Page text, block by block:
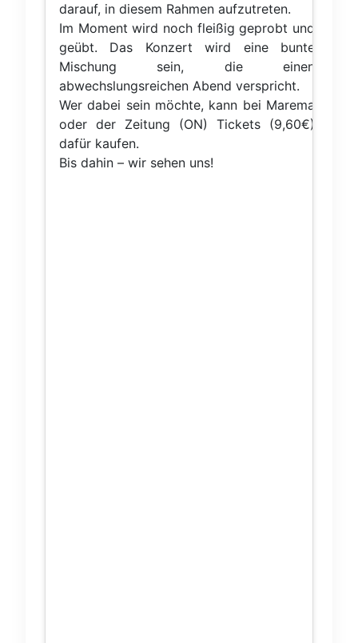
darauf, in diesem Rahmen aufzutreten.
Im Moment wird noch fleißig geprobt und
geübt. Das Konzert wird eine bunte
Mischung sein, die einen
abwechslungsreichen Abend verspricht.
Wer dabei sein möchte, kann bei Marema
oder der Zeitung (ON) Tickets (9,60€)
dafür kaufen.
Bis dahin – wir sehen uns!